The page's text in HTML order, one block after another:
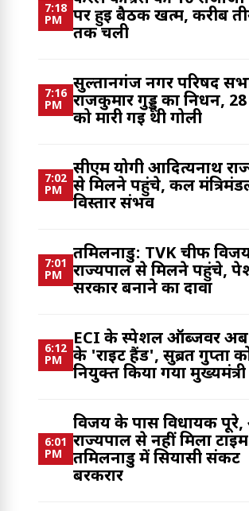
7:18
PM
पर हुई बैठक खत्म, करीब
तक चली
7:16
PM
सुल्तानगंज नगर परिषद
राजकुमार गुड्डू का निधन,
को मारी गई थी गोली
7:02
PM
सीएम योगी आदित्यनाथ
से मिलने पहुंचे, कल
विस्तार संभव
7:01
PM
तमिलनाडु: TVK चीफ
राज्यपाल से मिलने पहुंचे,
सरकार बनाने का दावा
6:12
PM
ECI के स्पेशल ऑब्जर्वर
के 'राइट हैंड', सुब्रत गुप्ता
नियुक्त किया गया
6:01
PM
विजय के पास विधायक
राज्यपाल से नहीं मिला
तमिलनाडु में सियासी संकट
बरकरार